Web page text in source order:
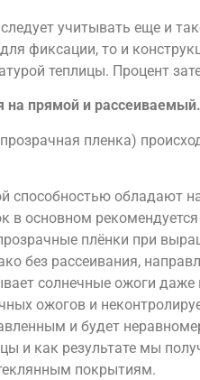
учитывать еще и
фиксации, то и
теплицы. Процент
на прямой и рассеиваемый.
пленка)
способностью обладают
в основном
плёнки при
без рассеивания,
солнечные ожоги даже
ожогов и
и будет
и как результате мы
покрытиям.